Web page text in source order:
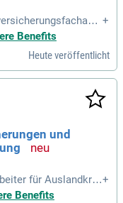
(m/w/d) im
Sie den direkten Ku
bei wichtigen
Bei der Tech
und bringen ihnen u
schafft positive E
Profitieren Sie von
Altersvorsorg
Tagen. Flexible
run
Sie sich jetzt!
+
Benefits
Heute veröffentlicht
und
für Auslandkra
Ob Urlaub, Ge
+
Benefits